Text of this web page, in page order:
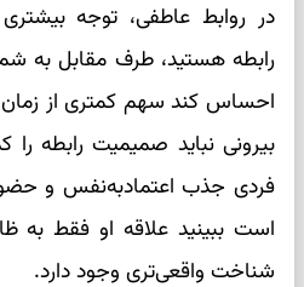
در روابط عاطفی، توجه
رابطه هستید، طرف مقابل به
احساس کند سهم کمتری از
بیرونی نباید صمیمیت رابطه
فردی جذب اعتمادبه‌نفس و
است ببینید علاقه او فقط به
شناخت واقعی‌تری وجود دارد.